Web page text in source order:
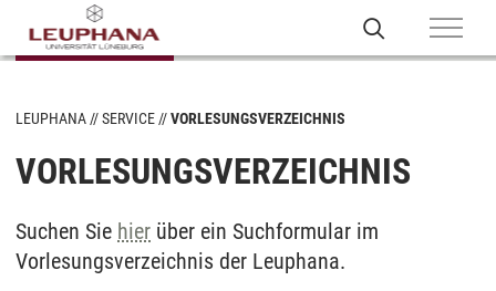
LEUPHANA SERVICE VORLESUNGSVERZEICHNIS
VORLESUNGSVERZEICHNIS
Suchen Sie hier über ein Suchformular im
Vorlesungsverzeichnis der Leuphana.